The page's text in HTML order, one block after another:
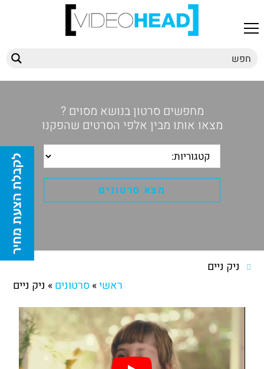
מחפשים סרטון בנושא מסוים ?
מצאו אותו מבין אלפי הסרטים שהפקנו
ניק ניים
ראשי»סרטונים» ניק ניים